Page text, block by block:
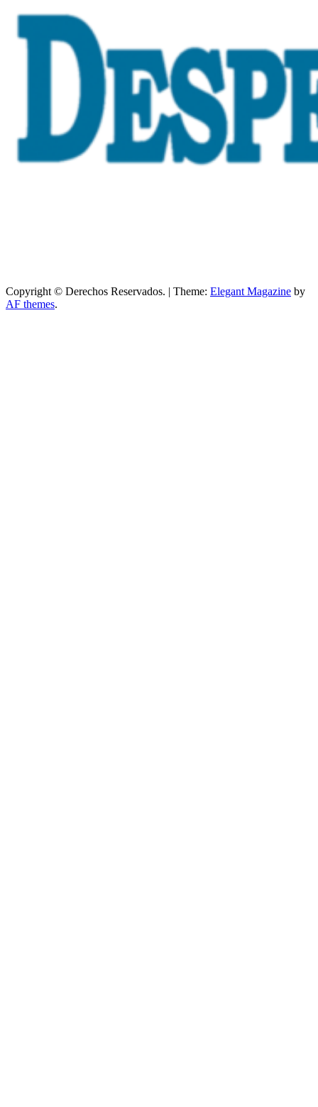
Copyright © Derechos Reservados. | Theme: Elegant Magazine by
AF themes.